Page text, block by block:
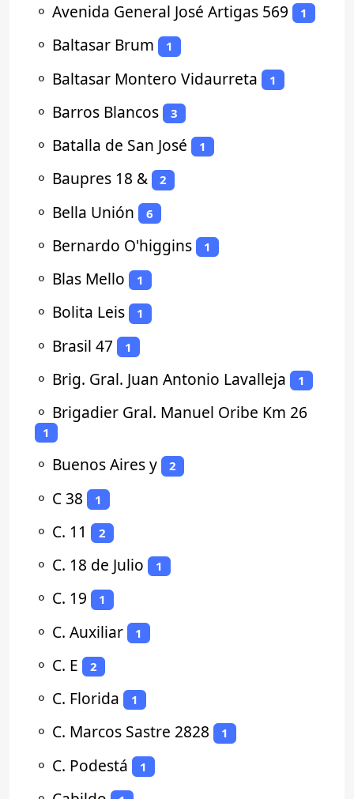
⚬ Avenida General José Artigas 569 1
⚬ Baltasar Brum 1
⚬ Baltasar Montero Vidaurreta 1
⚬ Barros Blancos 3
⚬ Batalla de San José 1
⚬ Baupres 18 & 2
⚬ Bella Unión 6
⚬ Bernardo O'higgins 1
⚬ Blas Mello 1
⚬ Bolita Leis 1
⚬ Brasil 47 1
⚬ Brig. Gral. Juan Antonio Lavalleja 1
⚬ Brigadier Gral. Manuel Oribe Km 26
1
⚬ Buenos Aires y 2
⚬ C 38 1
⚬ C. 11 2
⚬ C. 18 de Julio 1
⚬ C. 19 1
⚬ C. Auxiliar 1
⚬ C. E 2
⚬ C. Florida 1
⚬ C. Marcos Sastre 2828 1
⚬ C. Podestá 1